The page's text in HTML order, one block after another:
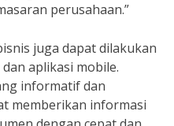
perusahaan.”
juga dapat dilakukan
aplikasi mobile.
informatif dan
memberikan informasi